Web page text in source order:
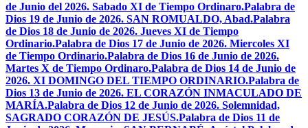
de Junio del 2026. Sabado XI de Tiempo Ordinaro.Palabra de
Dios 19 de Junio de 2026. SAN ROMUALDO, Abad.Palabra
de Dios 18 de Junio de 2026. Jueves XI de Tiempo
Ordinario.Palabra de Dios 17 de Junio de 2026. Miercoles XI
de Tiempo Ordinario.Palabra de Dios 16 de Junio de 2026.
Martes X de Tiempo Ordinaro.Palabra de Dios 14 de Junio de
2026. XI DOMINGO DEL TIEMPO ORDINARIO.Palabra de
Dios 13 de Junio de 2026. EL CORAZÓN INMACULADO DE
MARÍA.Palabra de Dios 12 de Junio de 2026. Solemnidad,
SAGRADO CORAZÓN DE JESÚS.Palabra de Dios 11 de